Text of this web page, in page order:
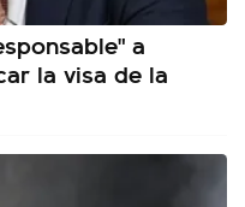
a
la visa de la